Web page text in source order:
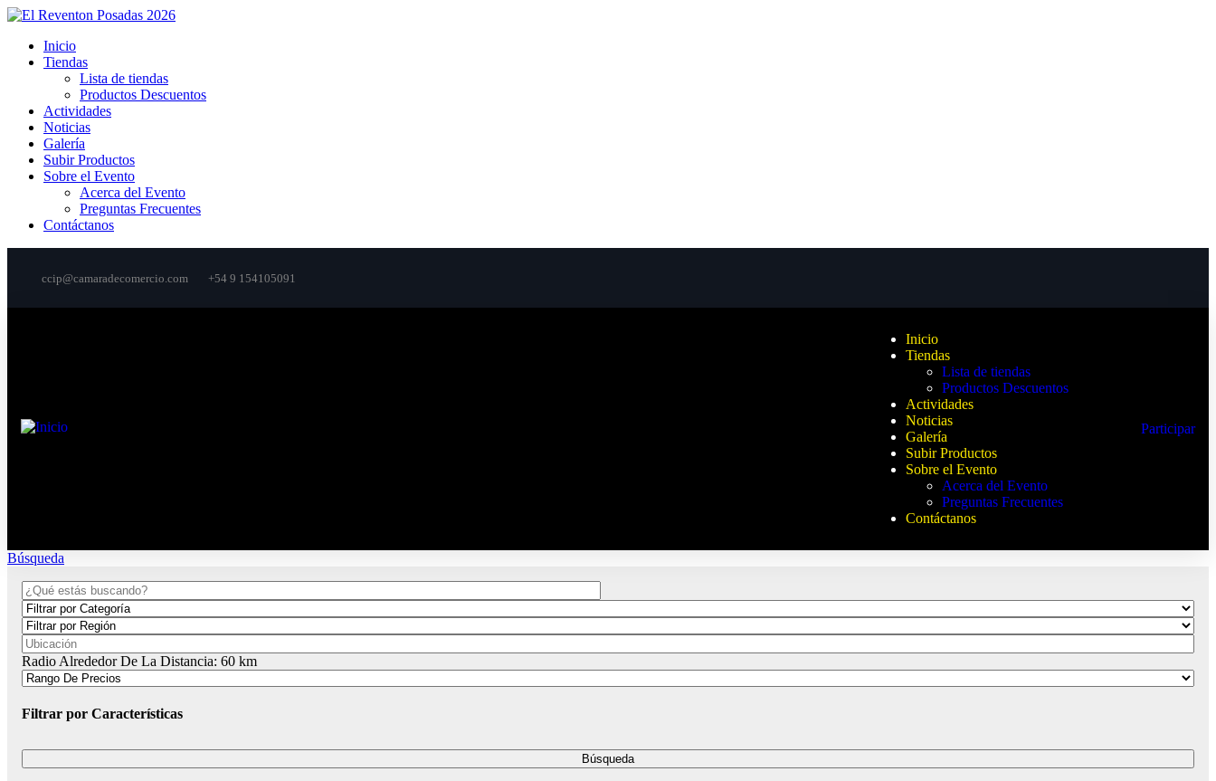
Inicio
Tiendas
Lista de tiendas
Productos Descuentos
Actividades
Noticias
Galería
Subir Productos
Sobre el Evento
Acerca del Evento
Preguntas Frecuentes
Contáctanos
ccip@camaradecomercio.com +54 9 154105091
Inicio
Tiendas
Lista de tiendas
Productos Descuentos
Actividades
Noticias
Galería
Subir Productos
Sobre el Evento
Acerca del Evento
Preguntas Frecuentes
Contáctanos
Participar
Búsqueda
Radio Alrededor De La Distancia: 60 km
Filtrar por Características